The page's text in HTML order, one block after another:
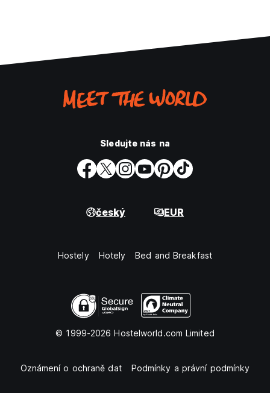
Sledujte nás na
český EUR
Hostely Hotely Bed and Breakfast
© 1999-2026 Hostelworld.com Limited
Oznámení o ochraně dat Podmínky a právní podmínky